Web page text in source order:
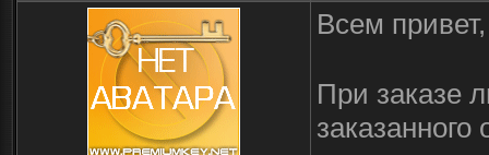
Всем
При заказе
заказанного